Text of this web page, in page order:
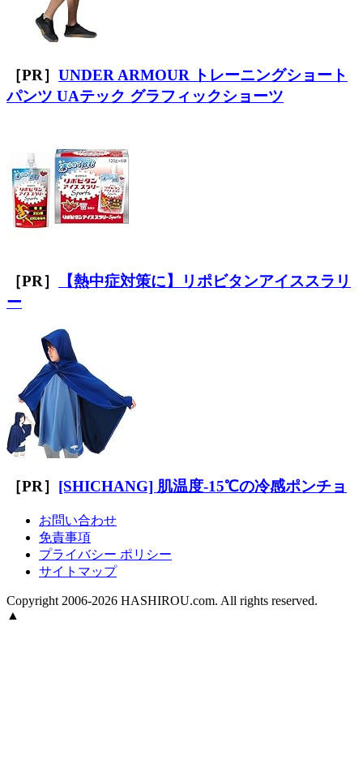
［PR］ UNDER ARMOUR トレーニングショート
パンツ UAテック グラフィックショーツ
［PR］
【熱中症対策に】リポビタンアイススラリ
ー
［PR］ [SHICHANG] 肌温度-15℃の冷感ポンチョ
お問い合わせ
免責事項
プライバシー ポリシー
サイトマップ
Copyright 2006-2026 HASHIROU.com. All rights reserved.
▲